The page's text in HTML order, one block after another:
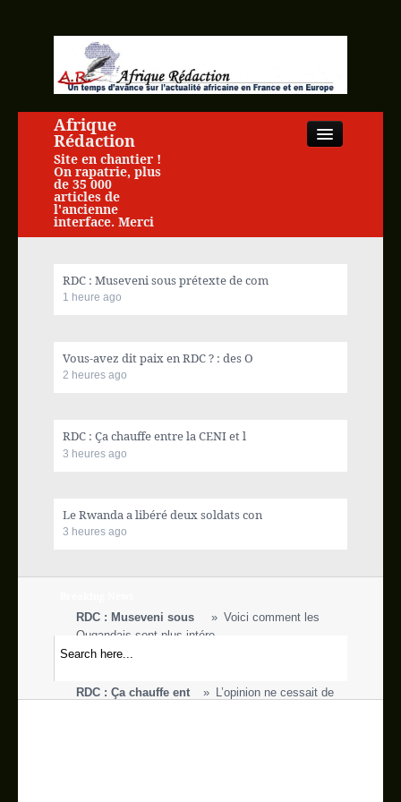
Afrique
Rédaction
Site en chantier !
On rapatrie, plus
de 35 000
articles de
l'ancienne
interface. Merci
Actualité africaine
Sport
Galerie
People
RDC : Museveni sous prétexte de com
1 heure ago
Vous-avez dit paix en RDC ? : des O
2 heures ago
RDC : Ça chauffe entre la CENI et l
3 heures ago
Le Rwanda a libéré deux soldats con
3 heures ago
RDC : Museveni sous
Voici comment les
Ougandais sont plus intére
Vous-avez dit paix e
RDC : Ça chauffe ent
L’opinion ne cessait de